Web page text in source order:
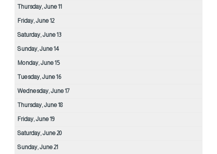
Thursday,June11
Friday,June12
Saturday,June13
Sunday,June14
Monday,June15
Tuesday,June16
Wednesday,June17
Thursday,June18
Friday,June19
Saturday,June20
Sunday,June21